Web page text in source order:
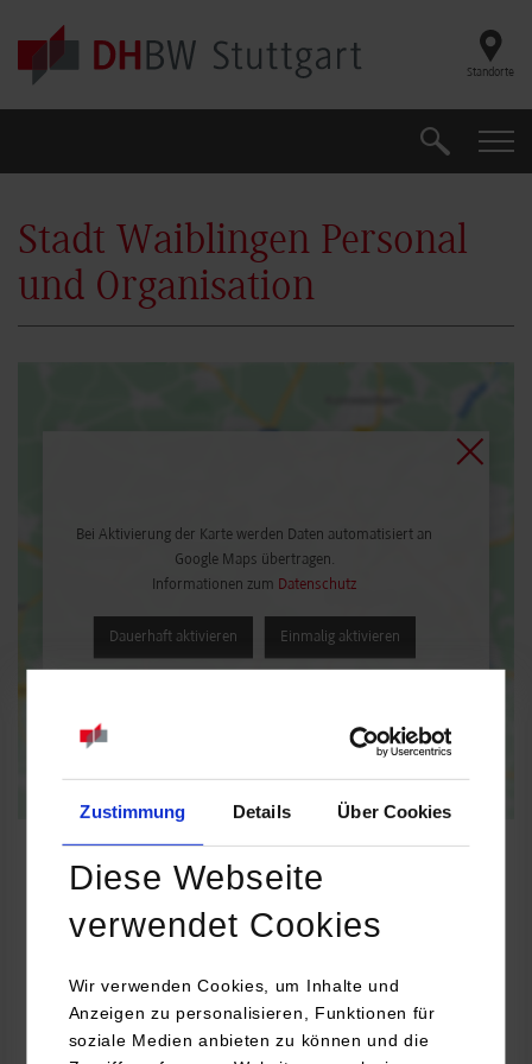
Zustimmung Details Über Cookies
Diese Webseite
verwendet Cookies
Wir verwenden Cookies, um Inhalte und
Anzeigen zu personalisieren, Funktionen für
soziale Medien anbieten zu können und die
Skip to main content
Standorte
Suche
Stadt Waiblingen Personal
und Organisation
Bei Aktivierung der Karte werden Daten automatisiert an
Google Maps übertragen.
Informationen zum Datenschutz
Dauerhaft aktivieren Einmalig aktivieren
Soziale Arbeit mit Kindern, Jugendlichen und Familien-Frühe
Stadt Waiblingen Personal und Organisation
Kurze Straße 33